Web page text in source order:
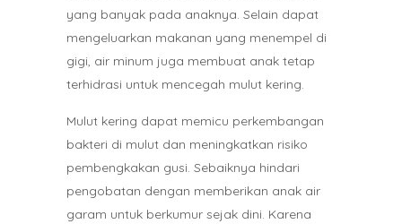
yang banyak pada anaknya. Selain dapat
mengeluarkan makanan yang menempel di
gigi, air minum juga membuat anak tetap
terhidrasi untuk mencegah mulut kering.
Mulut kering dapat memicu perkembangan
bakteri di mulut dan meningkatkan risiko
pembengkakan gusi. Sebaiknya hindari
pengobatan dengan memberikan anak air
garam untuk berkumur sejak dini. Karena